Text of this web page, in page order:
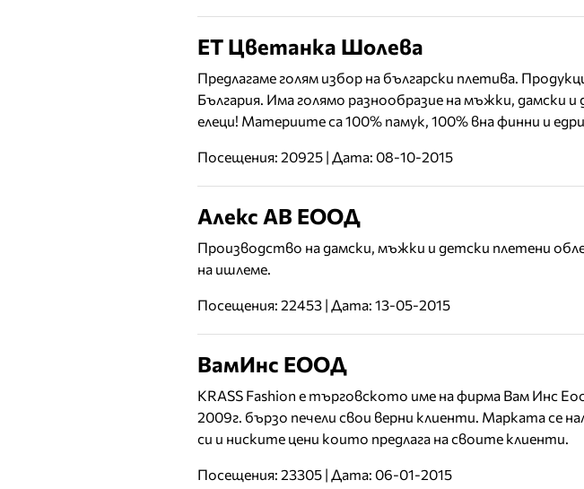
ЕТ Цветанка Шолева
Предлагаме голям избор на български плетива.
България. Има голямо разнообразие на мъжки, дамски
елеци! Материите са 100% памук, 100% вна финни и
Посещения: 20925 | Дата: 08-10-2015
Алекс АВ ЕООД
Производство на дамски, мъжки и детски плетени
на ишлеме.
Посещения: 22453 | Дата: 13-05-2015
ВамИнс ЕООД
KRASS Fashion е търговското име на фирма Вам Инс
2009г. бързо печели свои верни клиенти. Марката се
си и ниските цени които предлага на своите клиенти.
Посещения: 23305 | Дата: 06-01-2015